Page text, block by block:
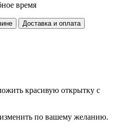
время
Доставка и оплата
красивую открытку с
по вашему желанию.